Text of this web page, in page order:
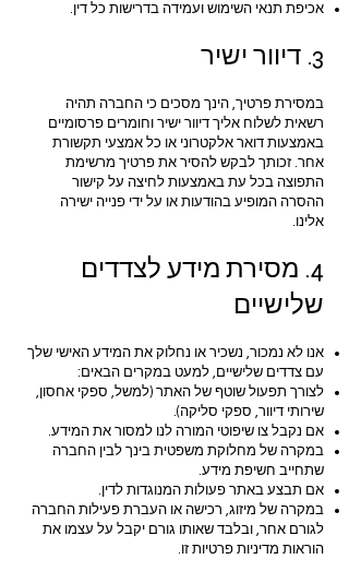
אכיפת תנאי השימוש ועמידה בדרישות כל דין.
3. דיוור ישיר
במסירת פרטיך, הינך מסכים כי החברה תהיה
רשאית לשלוח אליך דיוור ישיר וחומרים פרסומיים
באמצעות דואר אלקטרוני או כל אמצעי תקשורת
אחר. זכותך לבקש להסיר את פרטיך מרשימת
התפוצה בכל עת באמצעות לחיצה על קישור
ההסרה המופיע בהודעות או על ידי פנייה ישירה
אלינו.
4. מסירת מידע לצדדים
שלישיים
אנו לא נמכור, נשכיר או נחלוק את המידע האישי שלך
עם צדדים שלישיים, למעט במקרים הבאים:
לצורך תפעול שוטף של האתר (למשל, ספקי אחסון,
שירותי דיוור, ספקי סליקה).
אם נקבל צו שיפוטי המורה לנו למסור את המידע.
במקרה של מחלוקת משפטית בינך לבין החברה
שתחייב חשיפת מידע.
אם תבצע באתר פעולות המנוגדות לדין.
במקרה של מיזוג, רכישה או העברת פעילות החברה
לגורם אחר, ובלבד שאותו גורם יקבל על עצמו את
הוראות מדיניות פרטיות זו.